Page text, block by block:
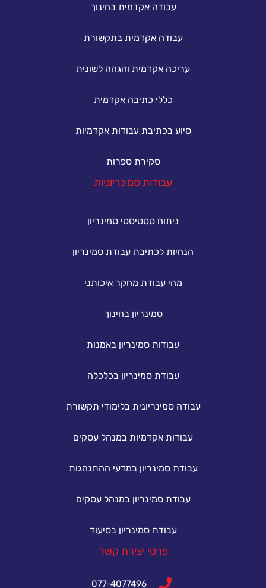
עבודה אקדמית בחינוך
עבודה אקדמית בתקשורת
עריכה אקדמית והגהה לשונית
כללי כתיבה אקדמית
סיוע בכתיבת עבודות אקדמיות
סקירת ספרות
עבודות סמינריוניות
ניתוח סטטיסטי סמינריון
הנחיות לכתיבת עבודת סמינריון
מהי עבודת מחקר איכותני
סמינריון בחינוך
עבודות סמינריון באמנות
עבודת סמינריון בכלכלה
עבודה סמינריונית בלימודי תקשורת
עבודות אקדמיות במנהל עסקים
עבודת סמינריון במדעי ההתנהגות
עבודת סמינריון במנהל עסקים
עבודת סמינריון בסיעוד
פרטי יצירת קשר
077-4077496